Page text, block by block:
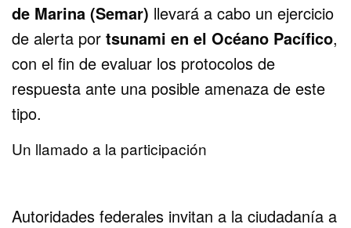
de Marina (Semar) llevará a cabo un ejercicio
de alerta portsunami en el Océano Pacífico,
con el fin de evaluar los protocolos de
respuesta ante una posible amenaza de este
tipo.
Un llamado a la participación
Autoridades federales invitan a la ciudadanía a